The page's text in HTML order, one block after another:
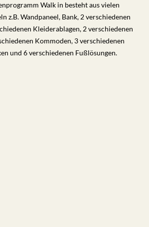
Walk in besteht aus vielen
z.B. Wandpaneel, Bank, 2 verschiedenen
Kleiderablagen, 2 verschiedenen
Kommoden, 3 verschiedenen
und 6 verschiedenen Fußlösungen.